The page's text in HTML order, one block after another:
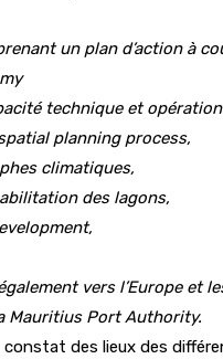
un plan d’action à
technique et
planning process,
climatiques,
des lagons,
vers l’Europe et
Mauritius Port Authority.
des lieux des